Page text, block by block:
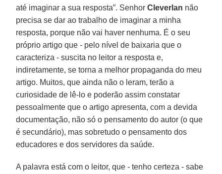
até imaginar a sua resposta”. SenhorCleverlan não
precisa se dar ao trabalho de imaginar a minha
resposta, porque não vai haver nenhuma. É o seu
próprio artigo que - pelo nível de baixaria que o
caracteriza - suscita no leitor a resposta e,
indiretamente, se torna a melhor propaganda do meu
artigo. Muitos, que ainda não o leram, terão a
curiosidade de lê-lo e poderão assim constatar
pessoalmente que o artigo apresenta, com a devida
documentação, não só o pensamento do autor (o que
é secundário), mas sobretudo o pensamento dos
educadores e dos servidores da saúde.
A palavra está com o leitor, que - tenho certeza - sabe